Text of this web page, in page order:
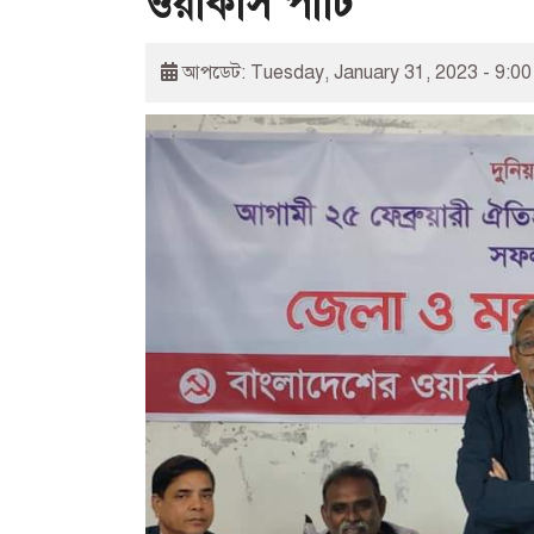
আপডেট: Tuesday, January 31, 2023 -